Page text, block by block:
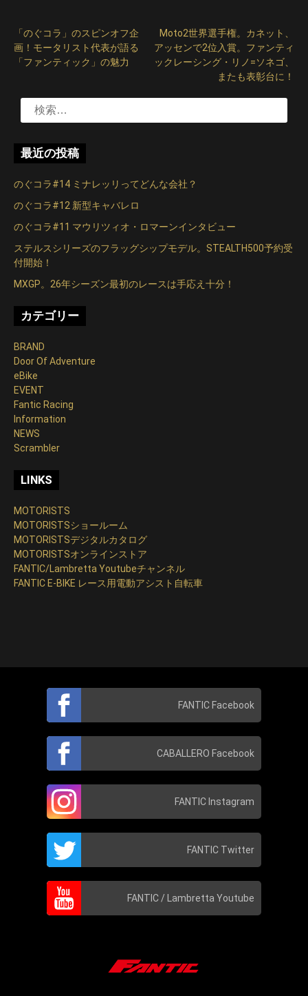
投
稿
ー
シ
ョ
ン
Moto2世界選手権。カネット、
アッセンで2位入賞。ファンティ
ックレーシング・リノ=ソネゴ、
またも表彰台に！
「のぐコラ」のスピンオフ企
画！モータリスト代表が語る
「ファンティック」の魅力
検
索:
最近の投稿
のぐコラ#14 ミナレッリってどんな会社？
のぐコラ#12 新型キャバレロ
のぐコラ#11 マウリツィオ・ロマーンインタビュー
ステルスシリーズのフラッグシップモデル。STEALTH500予約受
付開始！
MXGP。26年シーズン最初のレースは手応え十分！
カテゴリー
BRAND
Door Of Adventure
eBike
EVENT
Fantic Racing
Information
NEWS
Scrambler
LINKS
MOTORISTS
MOTORISTSショールーム
MOTORISTSデジタルカタログ
MOTORISTSオンラインストア
FANTIC/Lambretta Youtubeチャンネル
FANTIC E-BIKE レース用電動アシスト自転車
FANTIC Facebook
CABALLERO Facebook
FANTIC Instagram
FANTIC Twitter
FANTIC / Lambretta Youtube